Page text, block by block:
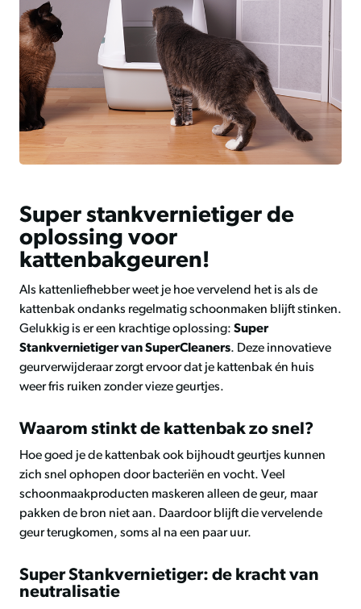
Super stankvernietiger de
oplossing voor
kattenbakgeuren!
Als kattenliefhebber weet je hoe vervelend het is als de
kattenbak ondanks regelmatig schoonmaken blijft stinken.
Gelukkig is er een krachtige oplossing: Super
Stankvernietiger van SuperCleaners. Deze innovatieve
geurverwijderaar zorgt ervoor dat je kattenbak én huis
weer fris ruiken zonder vieze geurtjes.
Waarom stinkt de kattenbak zo snel?
Hoe goed je de kattenbak ook bijhoudt geurtjes kunnen
zich snel ophopen door bacteriën en vocht. Veel
schoonmaakproducten maskeren alleen de geur, maar
pakken de bron niet aan. Daardoor blijft die vervelende
geur terugkomen, soms al na een paar uur.
Super Stankvernietiger: de kracht van
neutralisatie